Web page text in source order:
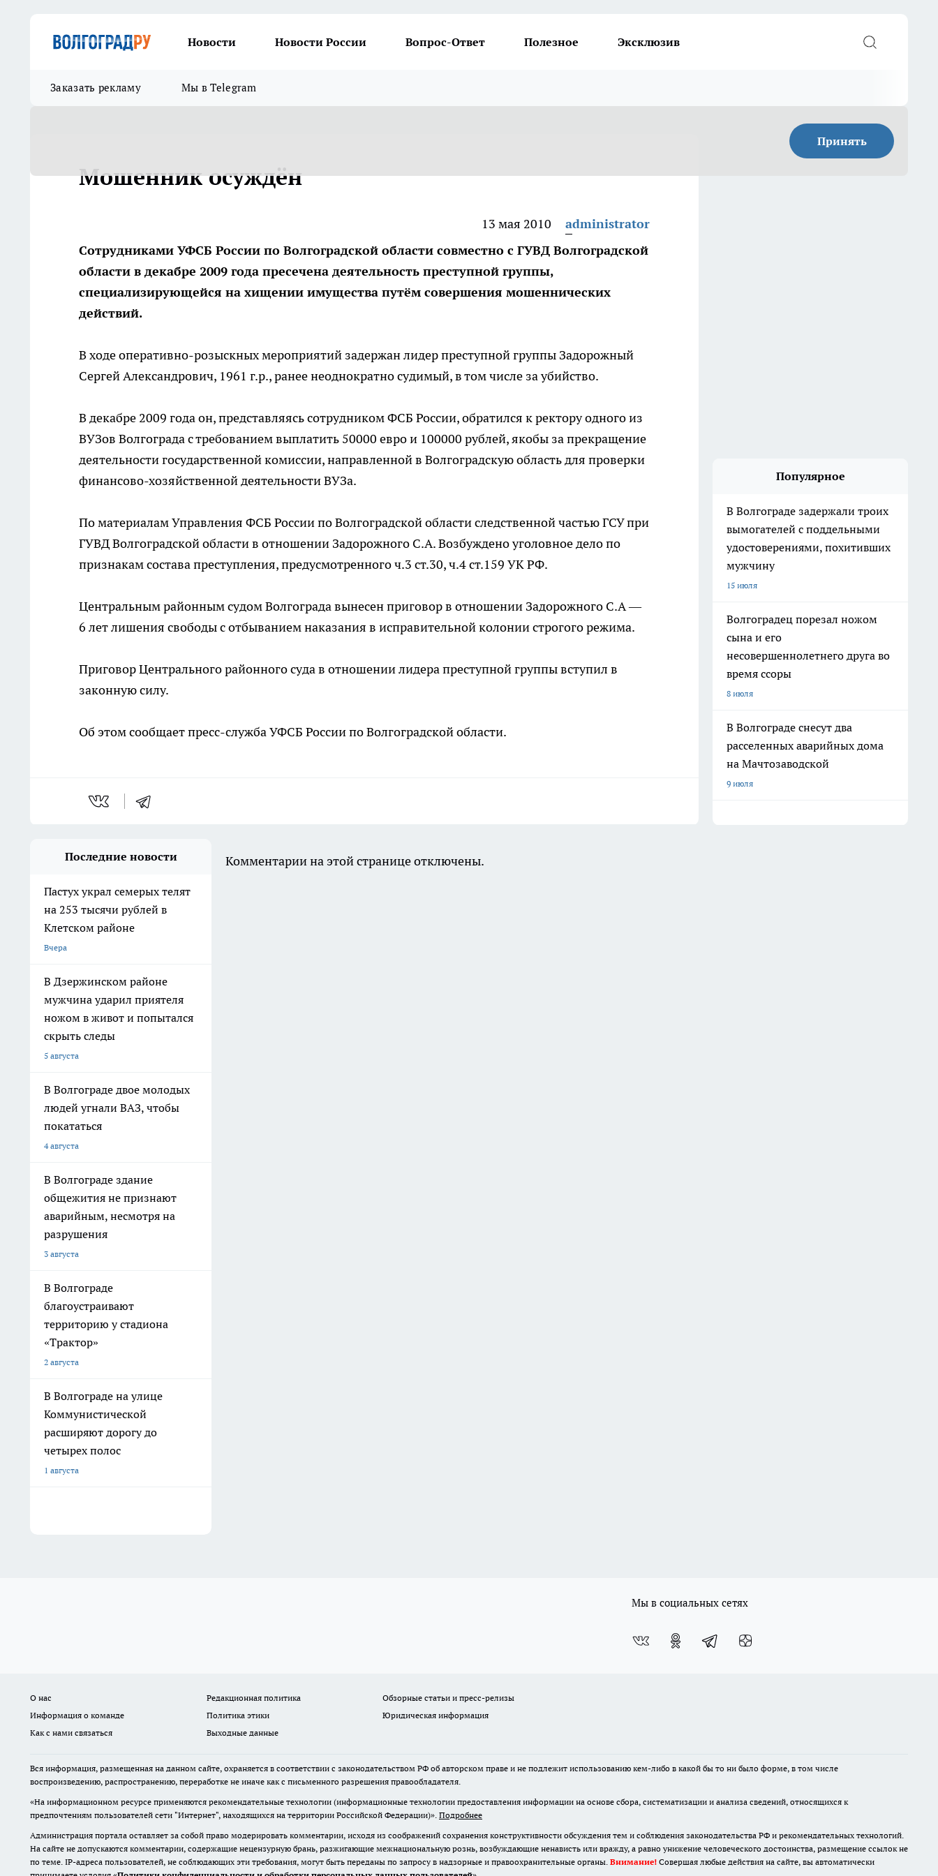
Новости Новости России Вопрос-Ответ Полезное Эксклюзив
Заказать рекламу Мы в Telegram
Принять
Мошенник осуждён
13 мая 2010
administrator
Сотрудниками УФСБ России по Волгоградской области совместно с ГУВД Волгоградской
области в декабре 2009 года пресечена деятельность преступной группы,
специализирующейся на хищении имущества путём совершения мошеннических
действий.
В ходе оперативно-розыскных мероприятий задержан лидер преступной группы Задорожный
Сергей Александрович, 1961 г.р., ранее неоднократно судимый, в том числе за убийство.
В декабре 2009 года он, представляясь сотрудником ФСБ России, обратился к ректору одного из
ВУЗов Волгограда с требованием выплатить 50000 евро и 100000 рублей, якобы за прекращение
деятельности государственной комиссии, направленной в Волгоградскую область для проверки
финансово-хозяйственной деятельности ВУЗа.
По материалам Управления ФСБ России по Волгоградской области следственной частью ГСУ при
ГУВД Волгоградской области в отношении Задорожного С.А. Возбуждено уголовное дело по
признакам состава преступления, предусмотренного ч.3 ст.30, ч.4 ст.159 УК РФ.
Центральным районным судом Волгограда вынесен приговор в отношении Задорожного С.А —
6 лет лишения свободы с отбыванием наказания в исправительной колонии строгого режима.
Приговор Центрального районного суда в отношении лидера преступной группы вступил в
законную силу.
Об этом сообщает пресс-служба УФСБ России по Волгоградской области.
Популярное
В Волгограде задержали троих
вымогателей с поддельными
удостоверениями, похитивших
мужчину
15 июля
Волгоградец порезал ножом
сына и его
несовершеннолетнего друга во
время ссоры
8 июля
В Волгограде снесут два
расселенных аварийных дома
на Мачтозаводской
9 июля
Последние новости
Пастух украл семерых телят
на 253 тысячи рублей в
Клетском районе
Вчера
В Дзержинском районе
мужчина ударил приятеля
ножом в живот и попытался
скрыть следы
5 августа
В Волгограде двое молодых
людей угнали ВАЗ, чтобы
покататься
4 августа
В Волгограде здание
общежития не признают
аварийным, несмотря на
разрушения
3 августа
В Волгограде
благоустраивают
территорию у стадиона
«Трактор»
2 августа
В Волгограде на улице
Коммунистической
расширяют дорогу до
четырех полос
1 августа
Комментарии на этой странице отключены.
Мы в социальных сетях
О нас Редакционная политика
Обзорные статьи и пресс-релизы
Информация о команде
Политика этики
Юридическая информация
Как с нами связаться
Выходные данные
Вся информация, размещенная на данном сайте, охраняется в соответствии с законодательством РФ об авторском праве и не подлежит использованию кем-либо в какой бы то ни было форме, в том числе
воспроизведению, распространению, переработке не иначе как с письменного разрешения правообладателя.
«На информационном ресурсе применяются рекомендательные технологии (информационные технологии предоставления информации на основе сбора, систематизации и анализа сведений, относящихся к
предпочтениям пользователей сети "Интернет", находящихся на территории Российской Федерации)». Подробнее
Администрация портала оставляет за собой право модерировать комментарии, исходя из соображений сохранения конструктивности обсуждения тем и соблюдения законодательства РФ и рекомендательных технологий.
На сайте не допускаются комментарии, содержащие нецензурную брань, разжигающие межнациональную рознь, возбуждающие ненависть или вражду, а равно унижение человеческого достоинства, размещение ссылок не
по теме. IP-адреса пользователей, не соблюдающих эти требования, могут быть переданы по запросу в надзорные и правоохранительные органы. Внимание! Совершая любые действия на сайте, вы автоматически